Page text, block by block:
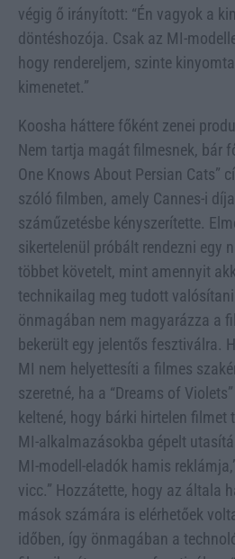
végig ő irányított: “Én vagyok a
döntéshozója. Csak az MI-
hogy rendereljem, szinte
kimenetet.”
Koosha háttere főként zenei
Nem tartja magát filmesnek, bár
One Knows About Persian Cats”
szóló filmben, amely Cannes-i
száműzetésbe kényszerítette.
sikertelenül próbált rendezni egy
többet követelt, mint amennyit
technikailag meg tudott
önmagában nem magyarázza a
bekerült egy jelentős fesztiválra.
MI nem helyettesíti a filmes
szeretné, ha a “Dreams of
keltené, hogy bárki hirtelen filmet
MI-alkalmazásokba gépelt
MI-modell-eladók hamis
vicc.” Hozzátette, hogy az általa
mások számára is elérhetőek
időben, így önmagában a